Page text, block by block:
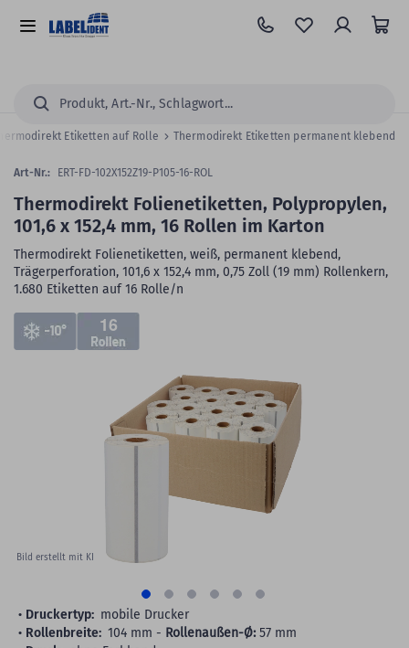
Hauptinhalt
springen
Alle
Suchen...
Etiketten auf Rolle Thermodirekt Etiketten permanent klebend
Ende
der
Bild erstellt mit KI
16
Skip
to
the
Thermodirekt Folienetiketten, Polypropylen,
101,6 x 152,4 mm, 16 Rollen im Karton
Thermodirekt Folienetiketten, weiß, permanent klebend,
Trägerperforation, 101,6 x 152,4 mm, 0,75 Zoll (19 mm) Rollenkern,
1.680 Etiketten auf 16 Rolle/n
Art-Nr.: ERT-FD-102X152Z19-P105-16-ROL
Druckertyp: mobile Drucker
Rollenbreite: 104 mm - Rollenaußen-Ø: 57 mm